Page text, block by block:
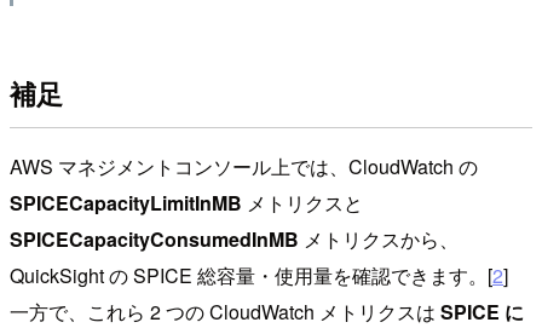
補足
AWS マネジメントコンソール上では、CloudWatch の
SPICECapacityLimitInMB メトリクスと
SPICECapacityConsumedInMB メトリクスから、
QuickSight の SPICE 総容量・使用量を確認できます。[2]
一方で、これら 2 つの CloudWatch メトリクスは SPICE に